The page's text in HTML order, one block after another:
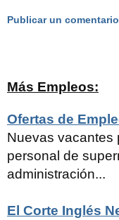
Publicar un comentario
Más Empleos:
Ofertas de
Nuevas vacantes
personal de
administración...
El Corte Inglés